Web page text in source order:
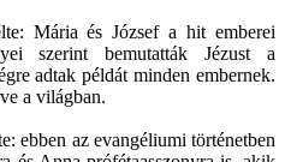
Mária és József a hit emberei
szerint bemutatták Jézust a
adtak példát minden embernek.
a világban.
ebben az evangéliumi történetben